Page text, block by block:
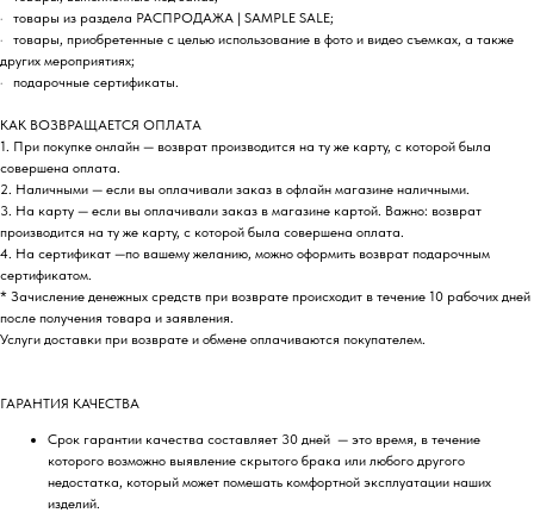
· товары из раздела РАСПРОДАЖА | SAMPLE SALE;
· товары, приобретенные с целью использование в фото и видео съемках, а также
других мероприятиях;
· подарочные сертификаты.
КАК ВОЗВРАЩАЕТСЯ ОПЛАТА
1. При покупке онлайн — возврат производится на ту же карту, с которой была
совершена оплата.
2. Наличными — если вы оплачивали заказ в офлайн магазине наличными.
3. На карту — если вы оплачивали заказ в магазине картой. Важно: возврат
производится на ту же карту, с которой была совершена оплата.
4. На сертификат —по вашему желанию, можно оформить возврат подарочным
сертификатом.
* Зачисление денежных средств при возврате происходит в течение 10 рабочих дней
после получения товара и заявления.
Услуги доставки при возврате и обмене оплачиваются покупателем.
ГАРАНТИЯ КАЧЕСТВА
Срок гарантии качества составляет 30 дней — это время, в течение
которого возможно выявление скрытого брака или любого другого
недостатка, который может помешать комфортной эксплуатации наших
изделий.